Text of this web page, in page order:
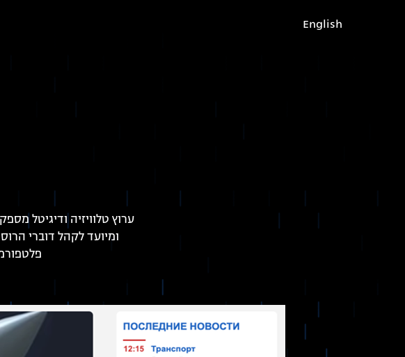
English
ערוץ טלוויזיה ודיגיטל
ומיועד לקהל דוברי